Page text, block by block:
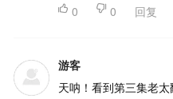
 0  0 回复
游客
天呐！看到第三集老